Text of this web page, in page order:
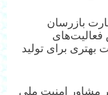
بازرسان
بهتری برای تولید
مشاور امنیت ملی